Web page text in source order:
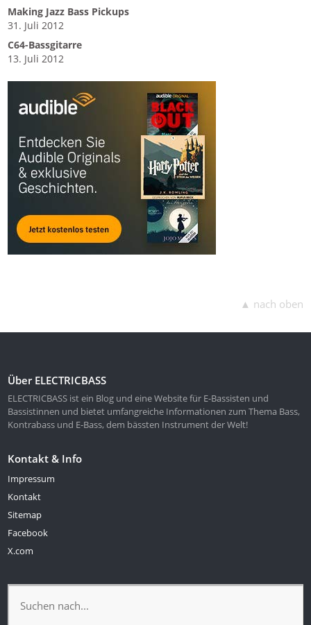
Making Jazz Bass Pickups
31. Juli 2012
C64-Bassgitarre
13. Juli 2012
▲ nach oben
Über ELECTRICBASS
ELECTRICBASS ist ein Blog und eine Website für E-Bassisten und
Bassistinnen und bietet umfangreiche Informationen zum Thema Bass,
Kontrabass und E-Bass, dem bässten Instrument der Welt!
Kontakt & Info
Impressum
Kontakt
Sitemap
Facebook
X.com